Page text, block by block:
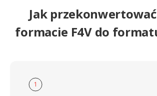
Jak
formacie F4V do
1